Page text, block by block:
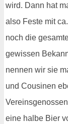
wird. Dann hat
also Feste mit
noch die
gewissen
nennen wir sie
und Cousinen
eine halbe Bier